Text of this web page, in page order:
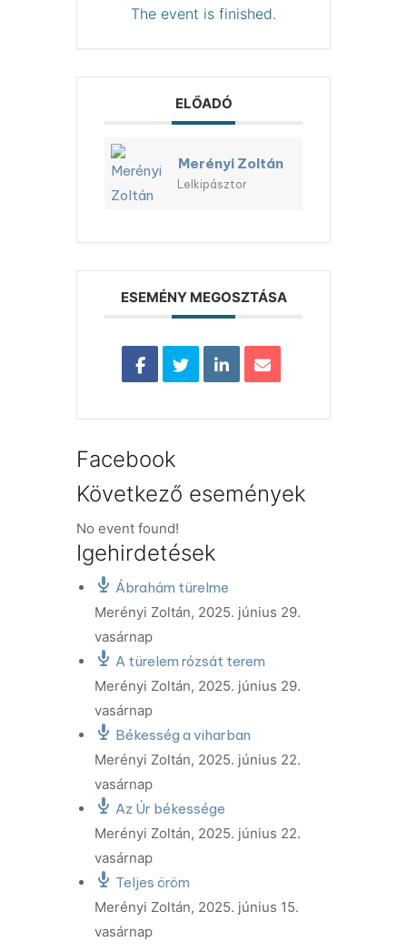
The event is finished.
ELŐADÓ
Merényi Zoltán
Lelkipásztor
ESEMÉNY MEGOSZTÁSA
Facebook
Következő események
No event found!
Igehirdetések
Ábrahám türelme
Merényi Zoltán, 2025. június 29.
vasárnap
A türelem rózsát terem
Merényi Zoltán, 2025. június 29.
vasárnap
Békesség a viharban
Merényi Zoltán, 2025. június 22.
vasárnap
Az Úr békessége
Merényi Zoltán, 2025. június 22.
vasárnap
Teljes öröm
Merényi Zoltán, 2025. június 15.
vasárnap